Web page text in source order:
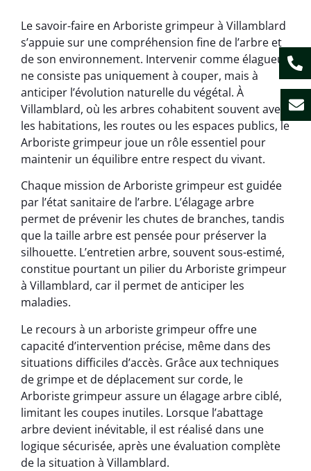
Le savoir-faire en Arboriste grimpeur à Villamblard
s’appuie sur une compréhension fine de l’arbre et
de son environnement. Intervenir comme élagueur
ne consiste pas uniquement à couper, mais à
anticiper l’évolution naturelle du végétal. À
Villamblard, où les arbres cohabitent souvent avec
les habitations, les routes ou les espaces publics, le
Arboriste grimpeur joue un rôle essentiel pour
maintenir un équilibre entre respect du vivant.
Chaque mission de Arboriste grimpeur est guidée
par l’état sanitaire de l’arbre. L’élagage arbre
permet de prévenir les chutes de branches, tandis
que la taille arbre est pensée pour préserver la
silhouette. L’entretien arbre, souvent sous-estimé,
constitue pourtant un pilier du Arboriste grimpeur
à Villamblard, car il permet de anticiper les
maladies.
Le recours à un arboriste grimpeur offre une
capacité d’intervention précise, même dans des
situations difficiles d’accès. Grâce aux techniques
de grimpe et de déplacement sur corde, le
Arboriste grimpeur assure un élagage arbre ciblé,
limitant les coupes inutiles. Lorsque l’abattage
arbre devient inévitable, il est réalisé dans une
logique sécurisée, après une évaluation complète
de la situation à Villamblard.